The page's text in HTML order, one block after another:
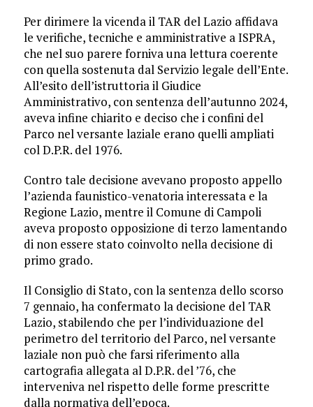
Per dirimere la vicenda il TAR del Lazio affidava
le verifiche, tecniche e amministrative a ISPRA,
che nel suo parere forniva una lettura coerente
con quella sostenuta dal Servizio legale dell’Ente.
All’esito dell’istruttoria il Giudice
Amministrativo, con sentenza dell’autunno 2024,
aveva infine chiarito e deciso che i confini del
Parco nel versante laziale erano quelli ampliati
col D.P.R. del 1976.
Contro tale decisione avevano proposto appello
l’azienda faunistico-venatoria interessata e la
Regione Lazio, mentre il Comune di Campoli
aveva proposto opposizione di terzo lamentando
di non essere stato coinvolto nella decisione di
primo grado.
Il Consiglio di Stato, con la sentenza dello scorso
7 gennaio, ha confermato la decisione del TAR
Lazio, stabilendo che per l’individuazione del
perimetro del territorio del Parco, nel versante
laziale non può che farsi riferimento alla
cartografia allegata al D.P.R. del ’76, che
interveniva nel rispetto delle forme prescritte
dalla normativa dell’epoca.